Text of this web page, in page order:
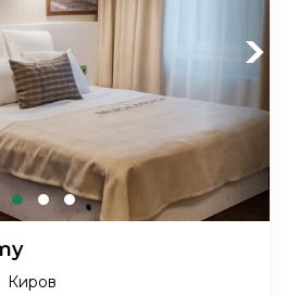
Next
Киров